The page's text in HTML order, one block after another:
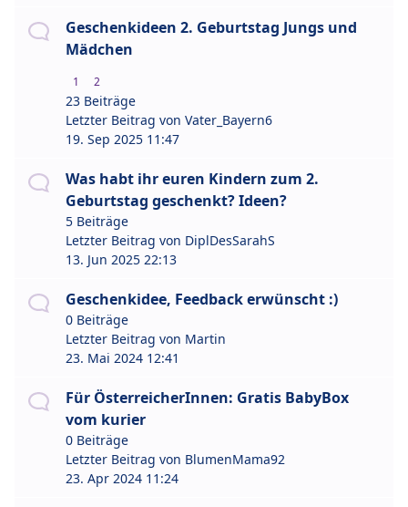
Geschenkideen 2. Geburtstag Jungs und
Mädchen
1 2
23 Beiträge
Letzter Beitrag von Vater_Bayern6
19. Sep 2025 11:47
Was habt ihr euren Kindern zum 2.
Geburtstag geschenkt? Ideen?
5 Beiträge
Letzter Beitrag von DiplDesSarahS
13. Jun 2025 22:13
Geschenkidee, Feedback erwünscht :)
0 Beiträge
Letzter Beitrag von Martin
23. Mai 2024 12:41
Für ÖsterreicherInnen: Gratis BabyBox
vom kurier
0 Beiträge
Letzter Beitrag von BlumenMama92
23. Apr 2024 11:24